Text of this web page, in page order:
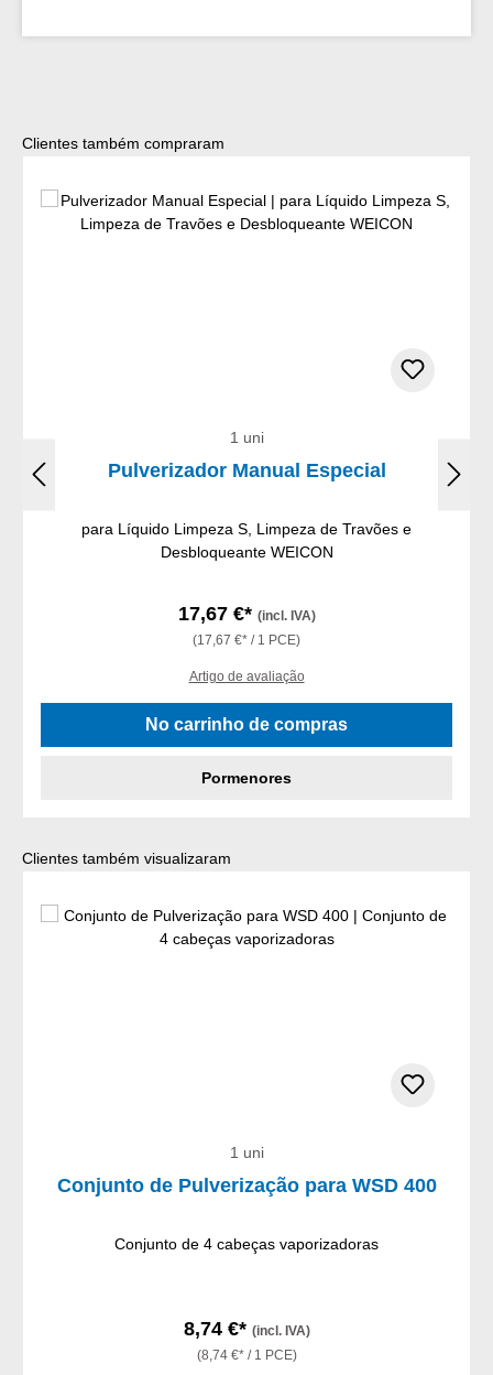
Ignorar a galeria de produtos
Clientes também compraram
1 uni
Pulverizador Manual Especial
para Líquido Limpeza S, Limpeza de Travões e
Desbloqueante WEICON
17,67 €* (incl. IVA)
(17,67 €* / 1 PCE)
Artigo de avaliação
No carrinho de compras
Pormenores
Ignorar a galeria de produtos
Clientes também visualizaram
1 uni
Conjunto de Pulverização para WSD 400
Conjunto de 4 cabeças vaporizadoras
8,74 €* (incl. IVA)
(8,74 €* / 1 PCE)